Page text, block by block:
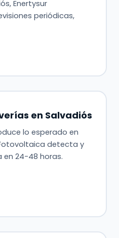
Enertysur
periódicas,
en Salvadiós
lo esperado en
detecta y
en 24-48 horas.